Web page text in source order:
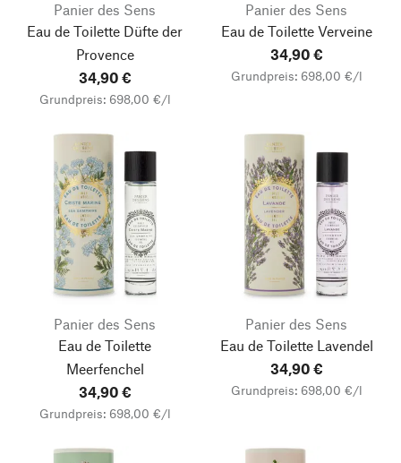
Panier des Sens
Eau de Toilette Düfte der
Provence
34,90 €
Grundpreis: 698,00 €/l
Panier des Sens
Eau de Toilette Verveine
34,90 €
Grundpreis: 698,00 €/l
Panier des Sens
Eau de Toilette
Meerfenchel
34,90 €
Grundpreis: 698,00 €/l
Panier des Sens
Eau de Toilette Lavendel
34,90 €
Grundpreis: 698,00 €/l